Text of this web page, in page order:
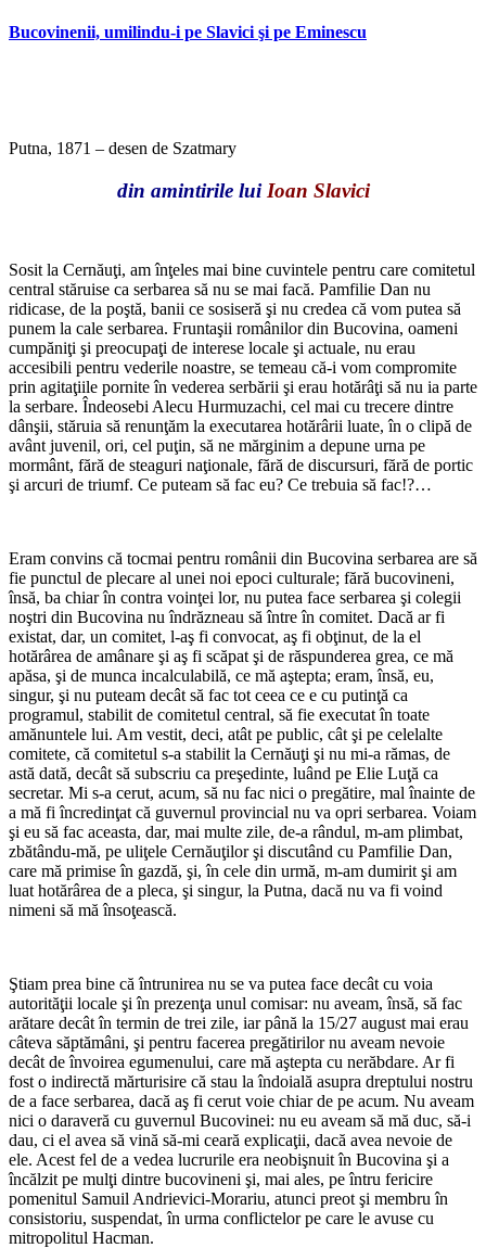
Bucovinenii, umilindu-i pe Slavici şi pe Eminescu
Putna, 1871 – desen de Szatmary
din amintirile lui Ioan Slavici
Sosit la Cernăuţi, am înţeles mai bine cuvintele pentru care comitetul
central stăruise ca serbarea să nu se mai facă. Pamfilie Dan nu
ridicase, de la poştă, banii ce sosiseră şi nu credea că vom putea să
punem la cale serbarea. Fruntaşii românilor din Bucovina, oameni
cumpăniţi şi preocupaţi de interese locale şi actuale, nu erau
accesibili pentru vederile noastre, se temeau că-i vom compromite
prin agitaţiile pornite în vederea serbării şi erau hotărâţi să nu ia parte
la serbare. Îndeosebi Alecu Hurmuzachi, cel mai cu trecere dintre
dânşii, stăruia să renunţăm la executarea hotărârii luate, în o clipă de
avânt juvenil, ori, cel puţin, să ne mărginim a depune urna pe
mormânt, fără de steaguri naţionale, fără de discursuri, fără de portic
şi arcuri de triumf. Ce puteam să fac eu? Ce trebuia să fac!?…
Eram convins că tocmai pentru românii din Bucovina serbarea are să
fie punctul de plecare al unei noi epoci culturale; fără bucovineni,
însă, ba chiar în contra voinţei lor, nu putea face serbarea şi colegii
noştri din Bucovina nu îndrăzneau să între în comitet. Dacă ar fi
existat, dar, un comitet, l-aş fi convocat, aş fi obţinut, de la el
hotărârea de amânare şi aş fi scăpat şi de răspunderea grea, ce mă
apăsa, şi de munca incalculabilă, ce mă aştepta; eram, însă, eu,
singur, şi nu puteam decât să fac tot ceea ce e cu putinţă ca
programul, stabilit de comitetul central, să fie executat în toate
amănuntele lui. Am vestit, deci, atât pe public, cât şi pe celelalte
comitete, că comitetul s-a stabilit la Cernăuţi şi nu mi-a rămas, de
astă dată, decât să subscriu ca preşedinte, luând pe Elie Luţă ca
secretar. Mi s-a cerut, acum, să nu fac nici o pregătire, mal înainte de
a mă fi încredinţat că guvernul provincial nu va opri serbarea. Voiam
şi eu să fac aceasta, dar, mai multe zile, de-a rândul, m-am plimbat,
zbătându-mă, pe uliţele Cernăuţilor şi discutând cu Pamfilie Dan,
care mă primise în gazdă, şi, în cele din urmă, m-am dumirit şi am
luat hotărârea de a pleca, şi singur, la Putna, dacă nu va fi voind
nimeni să mă însoţească.
Ştiam prea bine că întrunirea nu se va putea face decât cu voia
autorităţii locale şi în prezenţa unul comisar: nu aveam, însă, să fac
arătare decât în termin de trei zile, iar până la 15/27 august mai erau
câteva săptămâni, şi pentru facerea pregătirilor nu aveam nevoie
decât de învoirea egumenului, care mă aştepta cu nerăbdare. Ar fi
fost o indirectă mărturisire că stau la îndoială asupra dreptului nostru
de a face serbarea, dacă aş fi cerut voie chiar de pe acum. Nu aveam
nici o daraveră cu guvernul Bucovinei: nu eu aveam să mă duc, să-i
dau, ci el avea să vină să-mi ceară explicaţii, dacă avea nevoie de
ele. Acest fel de a vedea lucrurile era neobişnuit în Bucovina şi a
încălzit pe mulţi dintre bucovineni şi, mai ales, pe întru fericire
pomenitul Samuil Andrievici-Morariu, atunci preot şi membru în
consistoriu, suspendat, în urma conflictelor pe care le avuse cu
mitropolitul Hacman.